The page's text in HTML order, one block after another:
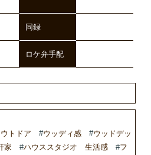
同録
ロケ弁手配
トドア #ウッディ感 #ウッドデッ
家 #ハウススタジオ 生活感 #フ